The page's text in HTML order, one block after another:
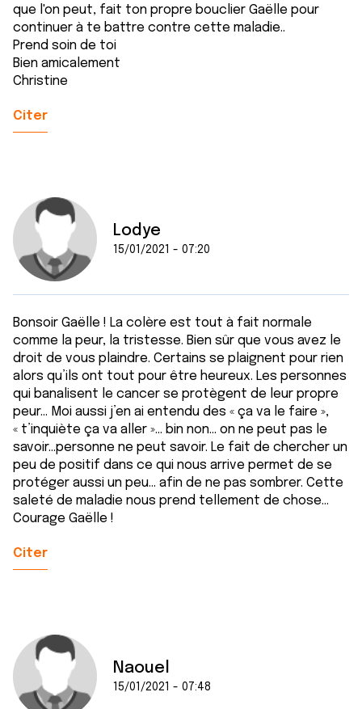
que l'on peut, fait ton propre bouclier Gaëlle pour
continuer à te battre contre cette maladie..
Prend soin de toi
Bien amicalement
Christine
Citer
Lodye
15/01/2021 - 07:20
Bonsoir Gaëlle ! La colère est tout à fait normale
comme la peur, la tristesse. Bien sûr que vous avez le
droit de vous plaindre. Certains se plaignent pour rien
alors qu’ils ont tout pour être heureux. Les personnes
qui banalisent le cancer se protègent de leur propre
peur... Moi aussi j’en ai entendu des « ça va le faire »,
« t’inquiète ça va aller »... bin non... on ne peut pas le
savoir...personne ne peut savoir. Le fait de chercher un
peu de positif dans ce qui nous arrive permet de se
protéger aussi un peu... afin de ne pas sombrer. Cette
saleté de maladie nous prend tellement de chose...
Courage Gaëlle !
Citer
Naouel
15/01/2021 - 07:48